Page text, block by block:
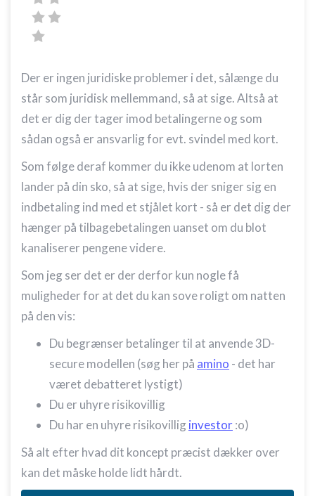
Der er ingen juridiske problemer i det, sålænge du
står som juridisk mellemmand, så at sige. Altså at
det er dig der tager imod betalingerne og som
sådan også er ansvarlig for evt. svindel med kort.
Som følge deraf kommer du ikke udenom at lorten
lander på din sko, så at sige, hvis der sniger sig en
indbetaling ind med et stjålet kort - så er det dig der
hænger på tilbagebetalingen uanset om du blot
kanaliserer pengene videre.
Som jeg ser det er der derfor kun nogle få
muligheder for at det du kan sove roligt om natten
på den vis:
Du begrænser betalinger til at anvende 3D-
secure modellen (søg her på amino - det har
været debatteret lystigt)
Du er uhyre risikovillig
Du har en uhyre risikovillig investor:o)
Så alt efter hvad dit koncept præcist dækker over
kan det måske holde lidt hårdt.